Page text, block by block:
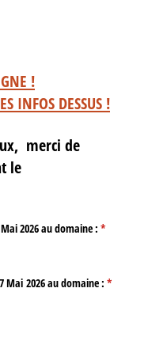
!
INFOS DESSUS !
merci de
le
2026 au domaine : *
(requis)
Mai 2026 au domaine : *
(requis)